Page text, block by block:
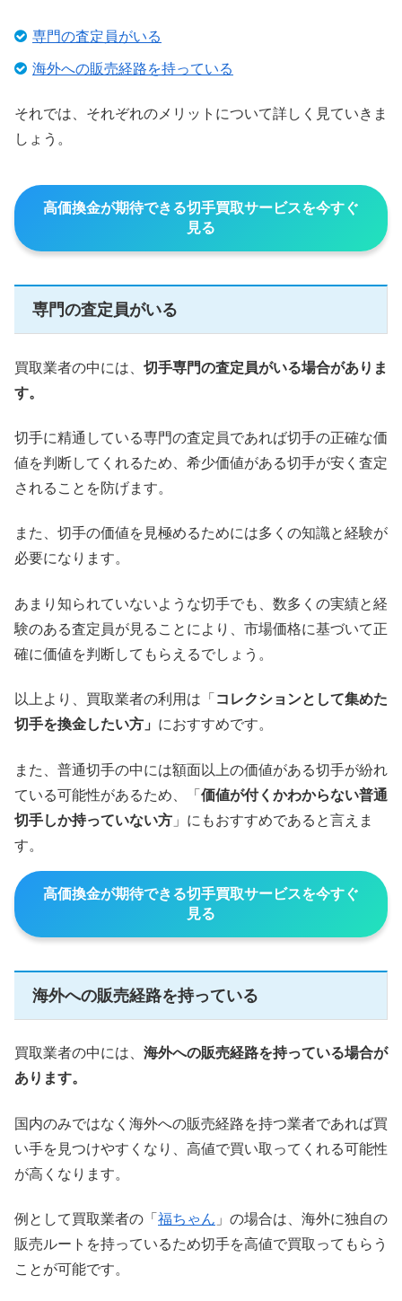
専門の査定員がいる
海外への販売経路を持っている
それでは、それぞれのメリットについて詳しく見ていきま
しょう。
高価換金が期待できる切手買取サービスを今すぐ
見る
専門の査定員がいる
買取業者の中には、 切手専門の査定員がいる場合がありま
す。
切手に精通している専門の査定員であれば切手の正確な価
値を判断してくれるため、希少価値がある切手が安く査定
されることを防げます。
また、切手の価値を見極めるためには多くの知識と経験が
必要になります。
あまり知られていないような切手でも、数多くの実績と経
験のある査定員が見ることにより、市場価格に基づいて正
確に価値を判断してもらえるでしょう。
以上より、買取業者の利用は「コレクションとして集めた
切手を換金したい方」 におすすめです。
また、普通切手の中には額面以上の価値がある切手が紛れ
ている可能性があるため、「価値が付くかわからない普通
切手しか持っていない方 」にもおすすめであると言えま
す。
高価換金が期待できる切手買取サービスを今すぐ
見る
海外への販売経路を持っている
買取業者の中には、 海外への販売経路を持っている場合が
あります。
国内のみではなく海外への販売経路を持つ業者であれば買
い手を見つけやすくなり、高値で買い取ってくれる可能性
が高くなります。
例として買取業者の「福ちゃん 」の場合は、海外に独自の
販売ルートを持っているため切手を高値で買取ってもらう
ことが可能です。